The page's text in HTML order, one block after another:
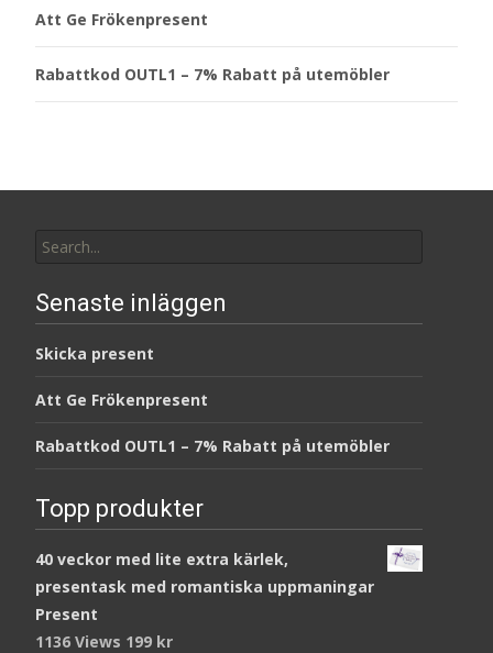
Att Ge Frökenpresent
Rabattkod OUTL1 – 7% Rabatt på utemöbler
for:
Senaste inläggen
Skicka present
Att Ge Frökenpresent
Rabattkod OUTL1 – 7% Rabatt på utemöbler
Topp produkter
40 veckor med lite extra kärlek,
presentask med romantiska uppmaningar
Present
1136 Views 199 kr